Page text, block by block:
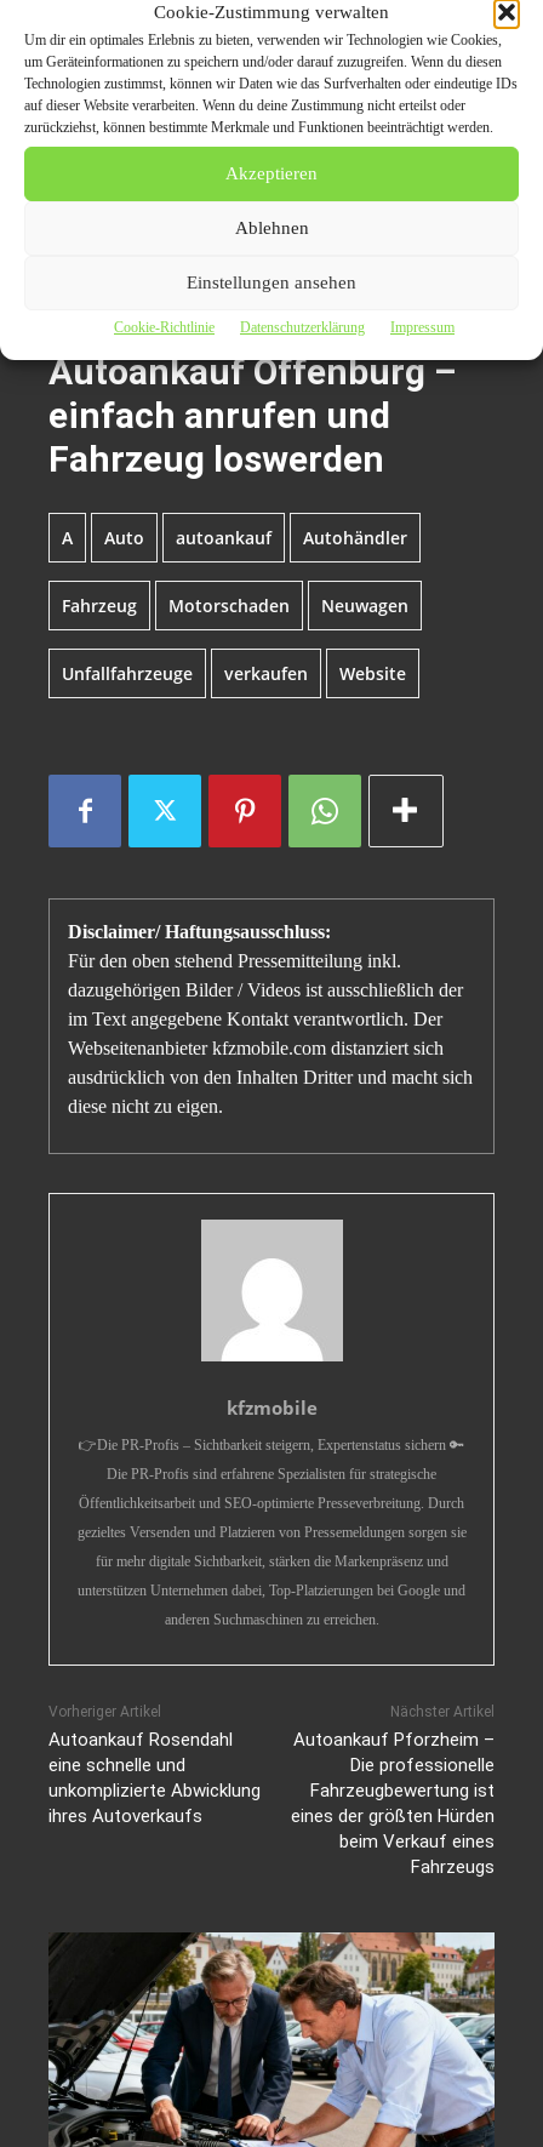
Cookie-Zustimmung verwalten
Um dir ein optimales Erlebnis zu bieten, verwenden wir Technologien wie Cookies,
um Geräteinformationen zu speichern und/oder darauf zuzugreifen. Wenn du diesen
Technologien zustimmst, können wir Daten wie das Surfverhalten oder eindeutige IDs
auf dieser Website verarbeiten. Wenn du deine Zustimmung nicht erteilst oder
zurückziehst, können bestimmte Merkmale und Funktionen beeinträchtigt werden.
Akzeptieren
Ablehnen
Einstellungen ansehen
Cookie-Richtlinie Datenschutzerklärung Impressum
weitere Pressemeldungen überAutoankauf Offenburg
Der Beitrag
Autoankauf Offenburg – einfach anrufen und
erschien zuerst auf
CarPr.de | Auto News | Automagazin Portale | Auto-PR |
PR Marketing für die Automobilbranche
Autoankauf Offenburg –
einfach anrufen und
Fahrzeug loswerden
A Auto autoankauf Autohändler
Fahrzeug Motorschaden Neuwagen
Unfallfahrzeuge verkaufen Website
Disclaimer/ Haftungsausschluss:
Für den oben stehend Pressemitteilung inkl.
dazugehörigen Bilder / Videos ist ausschließlich der
im Text angegebene Kontakt verantwortlich. Der
Webseitenanbieter kfzmobile.com distanziert sich
ausdrücklich von den Inhalten Dritter und macht sich
diese nicht zu eigen.
kfzmobile
👉Die PR-Profis – Sichtbarkeit steigern, Expertenstatus sichern 🔑
Die PR-Profis sind erfahrene Spezialisten für strategische
Öffentlichkeitsarbeit und SEO-optimierte Presseverbreitung. Durch
gezieltes Versenden und Platzieren von Pressemeldungen sorgen sie
für mehr digitale Sichtbarkeit, stärken die Markenpräsenz und
unterstützen Unternehmen dabei, Top-Platzierungen bei Google und
anderen Suchmaschinen zu erreichen.
Vorheriger Artikel
Autoankauf Rosendahl
eine schnelle und
unkomplizierte Abwicklung
ihres Autoverkaufs
Nächster Artikel
Autoankauf Pforzheim –
Die professionelle
Fahrzeugbewertung ist
eines der größten Hürden
beim Verkauf eines
Fahrzeugs